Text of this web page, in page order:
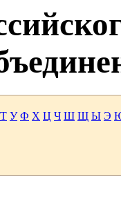
Т У Ф Х Ц Ч Ш Щ Ы Э